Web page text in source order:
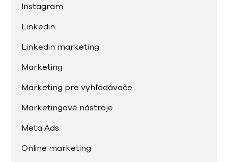
Instagram
Linkedin
Linkedin marketing
Marketing
Marketing pre vyhľadávače
Marketingové nástroje
Meta Ads
Online marketing